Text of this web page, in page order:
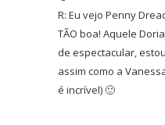
R: Eu vejo Penny
TÃO boa! Aquele
de espectacular,
assim como a
é incrível) 🙂